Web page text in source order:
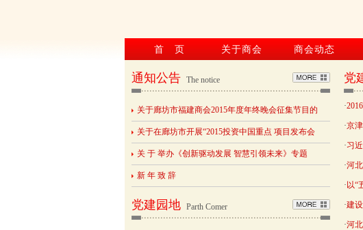
首 页 关于商会 商会动态
通知公告 The notice
关于廊坊市福建商会2015年度年终晚会征集节目的
关于在廊坊市开展“2015投资中国重点 项目发布会
关 于 举办《创新驱动发展 智慧引领未来》专题
新 年 致 辞
党建园地 Parth Comer
党
·
·京
·习
·河
· 以“
·建
·河